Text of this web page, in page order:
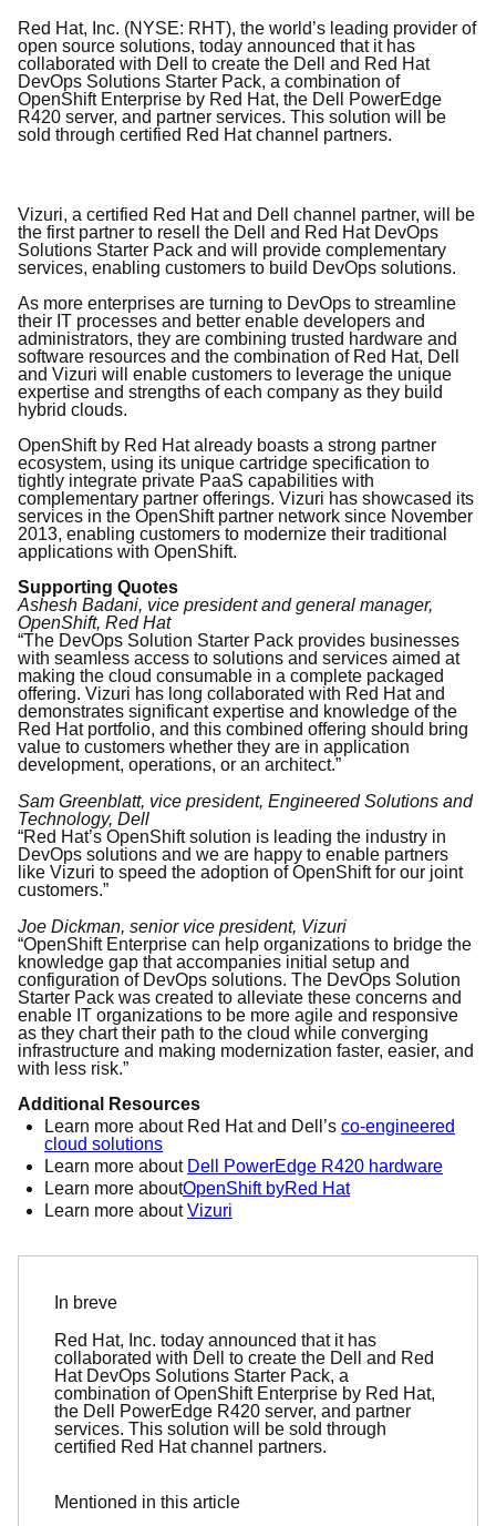
Red Hat, Inc. (NYSE: RHT), the world’s leading provider of
open source solutions, today announced that it has
collaborated with Dell to create the Dell and Red Hat
DevOps Solutions Starter Pack, a combination of
OpenShift Enterprise by Red Hat, the Dell PowerEdge
R420 server, and partner services. This solution will be
sold through certified Red Hat channel partners.
Vizuri, a certified Red Hat and Dell channel partner, will be
the first partner to resell the Dell and Red Hat DevOps
Solutions Starter Pack and will provide complementary
services, enabling customers to build DevOps solutions.
As more enterprises are turning to DevOps to streamline
their IT processes and better enable developers and
administrators, they are combining trusted hardware and
software resources and the combination of Red Hat, Dell
and Vizuri will enable customers to leverage the unique
expertise and strengths of each company as they build
hybrid clouds.
OpenShift by Red Hat already boasts a strong partner
ecosystem, using its unique cartridge specification to
tightly integrate private PaaS capabilities with
complementary partner offerings. Vizuri has showcased its
services in the OpenShift partner network since November
2013, enabling customers to modernize their traditional
applications with OpenShift.
Supporting Quotes
Ashesh Badani, vice president and general manager,
OpenShift, Red Hat
“The DevOps Solution Starter Pack provides businesses
with seamless access to solutions and services aimed at
making the cloud consumable in a complete packaged
offering. Vizuri has long collaborated with Red Hat and
demonstrates significant expertise and knowledge of the
Red Hat portfolio, and this combined offering should bring
value to customers whether they are in application
development, operations, or an architect.”
Sam Greenblatt, vice president, Engineered Solutions and
Technology, Dell
“Red Hat’s OpenShift solution is leading the industry in
DevOps solutions and we are happy to enable partners
like Vizuri to speed the adoption of OpenShift for our joint
customers.”
Joe Dickman, senior vice president, Vizuri
“OpenShift Enterprise can help organizations to bridge the
knowledge gap that accompanies initial setup and
configuration of DevOps solutions. The DevOps Solution
Starter Pack was created to alleviate these concerns and
enable IT organizations to be more agile and responsive
as they chart their path to the cloud while converging
infrastructure and making modernization faster, easier, and
with less risk.”
Additional Resources
Learn more about Red Hat and Dell’s co-engineered
cloud solutions
Learn more about Dell PowerEdge R420 hardware
Learn more aboutOpenShift byRed Hat
Learn more aboutVizuri
In breve
Red Hat, Inc. today announced that it has
collaborated with Dell to create the Dell and Red
Hat DevOps Solutions Starter Pack, a
combination of OpenShift Enterprise by Red Hat,
the Dell PowerEdge R420 server, and partner
services. This solution will be sold through
certified Red Hat channel partners.
Mentioned in this article